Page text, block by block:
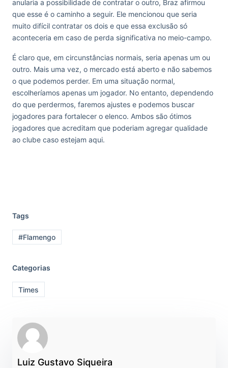
anularia a possibilidade de contratar o outro, Braz afirmou
que esse é o caminho a seguir. Ele mencionou que seria
muito difícil contratar os dois e que essa exclusão só
aconteceria em caso de perda significativa no meio-campo.
É claro que, em circunstâncias normais, seria apenas um ou
outro. Mais uma vez, o mercado está aberto e não sabemos
o que podemos perder. Em uma situação normal,
escolheríamos apenas um jogador. No entanto, dependendo
do que perdermos, faremos ajustes e podemos buscar
jogadores para fortalecer o elenco. Ambos são ótimos
jogadores que acreditam que poderiam agregar qualidade
ao clube caso estejam aqui.
Tags
#Flamengo
Categorias
Times
Luiz Gustavo Siqueira